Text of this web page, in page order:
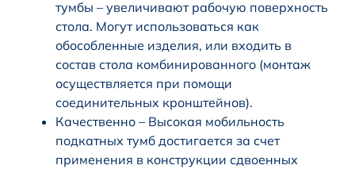
тумбы – увеличивают рабочую поверхность
стола. Могут использоваться как
обособленные изделия, или входить в
состав стола комбинированного (монтаж
осуществляется при помощи
соединительных кронштейнов).
Качественно – Высокая мобильность
подкатных тумб достигается за счет
применения в конструкции сдвоенных